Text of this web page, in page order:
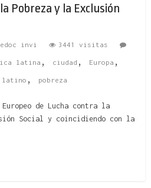
Pobreza y la Exclusión
invi 3441 visitas
latina , ciudad , Europa ,
latino , pobreza
de Lucha contra la
Social y coincidiendo con la